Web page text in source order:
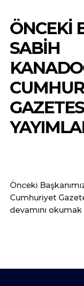
ÖNCEKI
SABIH
Önceki
Cumhuriyet
devamını okumak